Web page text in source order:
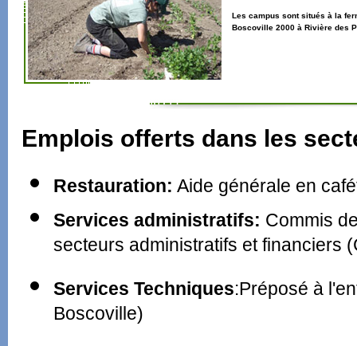
Les campus sont situés à la
Boscoville 2000 à Rivière des
Emplois offerts dans les
Restauration: Aide générale en
Services administratifs: Commis
secteurs administratifs et financiers
Services Techniques:Préposé à
Boscoville)